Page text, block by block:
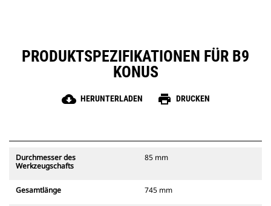
PRODUKTSPEZIFIKATIONEN FÜR B9
KONUS
cloud_download HERUNTERLADEN print DRUCKEN
Durchmesser des
Werkzeugschafts
85 mm
Gesamtlänge 745 mm